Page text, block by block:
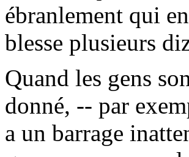
ébranlement qui
blesse plusieurs
Quand les gens
donné, -- par
a un barrage